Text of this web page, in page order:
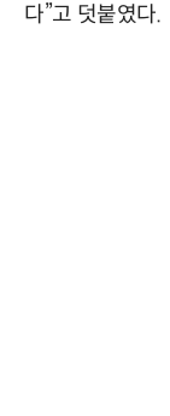
다”고 덧붙였다.